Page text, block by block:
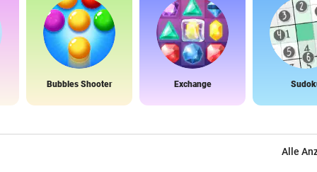
Bubbles Shooter Exchange
Alle